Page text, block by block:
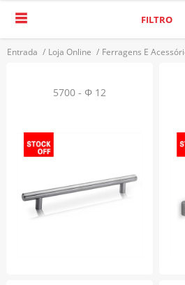
Entrada / Loja Online / Ferragens E
FILTRO
5700 - Φ 12